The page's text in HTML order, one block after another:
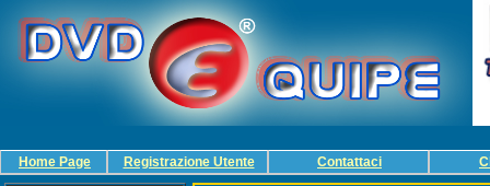
Home Page Registrazione Utente Contattaci